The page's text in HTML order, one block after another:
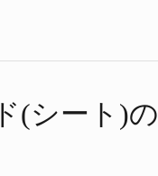
(シート)の​